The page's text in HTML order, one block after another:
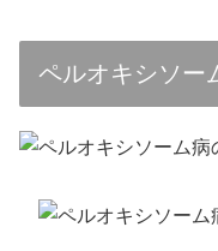
ペルオキシソー